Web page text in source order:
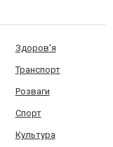
Здоров'я
Транспорт
Розваги
Спорт
Культура